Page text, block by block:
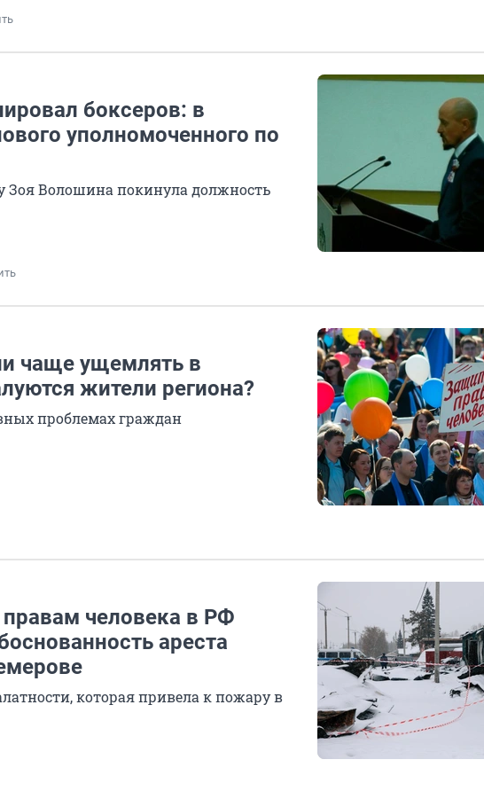
боксеров: в
уполномоченного по
Зоя Волошина покинула должность
чаще ущемлять в
жители региона?
проблемах граждан
человека в РФ
ареста
которая привела к пожару в